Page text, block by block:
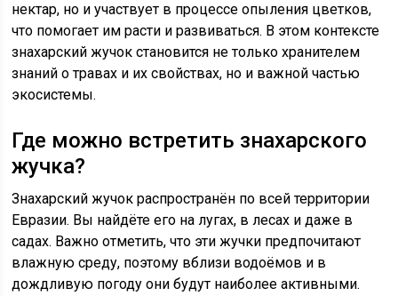
нектар, но и участвует в процессе опыления цветков,
что помогает им расти и развиваться. В этом контексте
знахарский жучок становится не только хранителем
знаний о травах и их свойствах, но и важной частью
экосистемы.
Где можно встретить знахарского
жучка?
Знахарский жучок распространён по всей территории
Евразии. Вы найдёте его на лугах, в лесах и даже в
садах. Важно отметить, что эти жучки предпочитают
влажную среду, поэтому вблизи водоёмов и в
дождливую погоду они будут наиболее активными.